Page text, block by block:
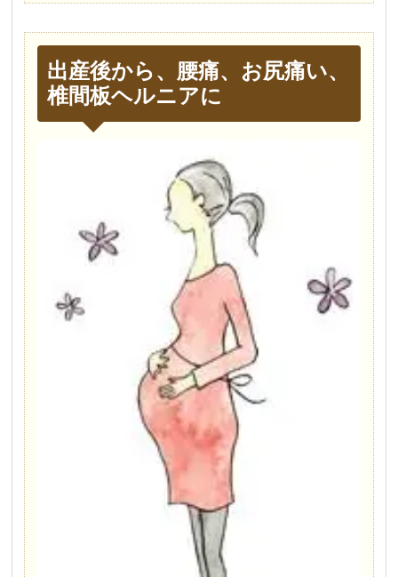
出産後から、腰痛、お尻痛い、
椎間板ヘルニアに